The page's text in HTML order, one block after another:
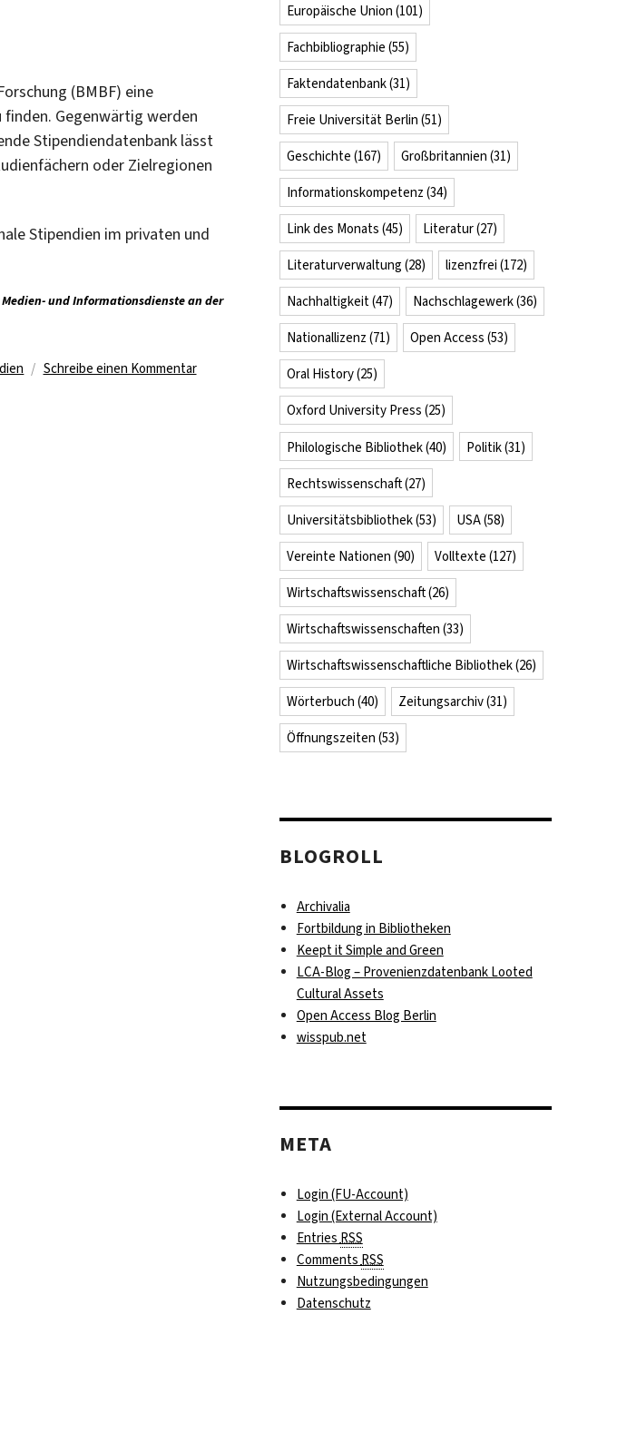
(BMBF) eine
Gegenwärtig werden
Stipendiendatenbank lässt
oder Zielregionen
Stipendien im privaten und
und Informationsdienste an der
Schreibe einen Kommentarzu
Wunschstipendium
Europäische Union (101)
Fachbibliographie (55)
Faktendatenbank(31)
Freie Universität Berlin (51)
Geschichte (167) Großbritannien (31)
Informationskompetenz (34)
Link des Monats (45) Literatur(27)
Literaturverwaltung (28) lizenzfrei (172)
Nachhaltigkeit(47) Nachschlagewerk(36)
Nationallizenz (71) Open Access (53)
Oral History(25)
Oxford University Press (25)
Philologische Bibliothek(40) Politik(31)
Rechtswissenschaft(27)
Universitätsbibliothek(53) USA(58)
Vereinte Nationen (90) Volltexte (127)
Wirtschaftswissenschaft(26)
Wirtschaftswissenschaften (33)
Wirtschaftswissenschaftliche Bibliothek(26)
Wörterbuch (40) Zeitungsarchiv(31)
Öffnungszeiten (53)
BLOGROLL
Archivalia
Fortbildung in Bibliotheken
Keept it Simple and Green
LCA-Blog – Provenienzdatenbank Looted
Cultural Assets
Open Access Blog Berlin
wisspub.net
META
Login (FU-Account)
Login (External Account)
EntriesRSS
CommentsRSS
Nutzungsbedingungen
Datenschutz